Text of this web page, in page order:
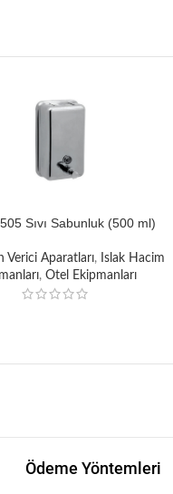
Sıvı Sabunluk (500 ml)
Verici Aparatları, Islak Hacim
, Otel Ekipmanları
Ödeme Yöntemleri